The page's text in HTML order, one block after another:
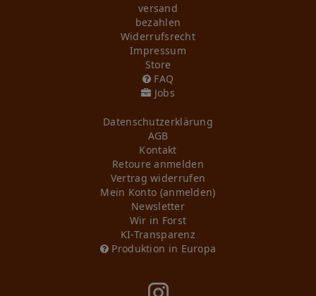
versand
bezahlen
Widerrufs­recht
Impressum
Store
FAQ
Jobs
Daten­schutz­erklärung
AGB
Kontakt
Retoure anmelden
Vertrag widerrufen
Mein Konto (anmelden)
Newsletter
Wir in Forst
KI-Transparenz
Produktion in Europa